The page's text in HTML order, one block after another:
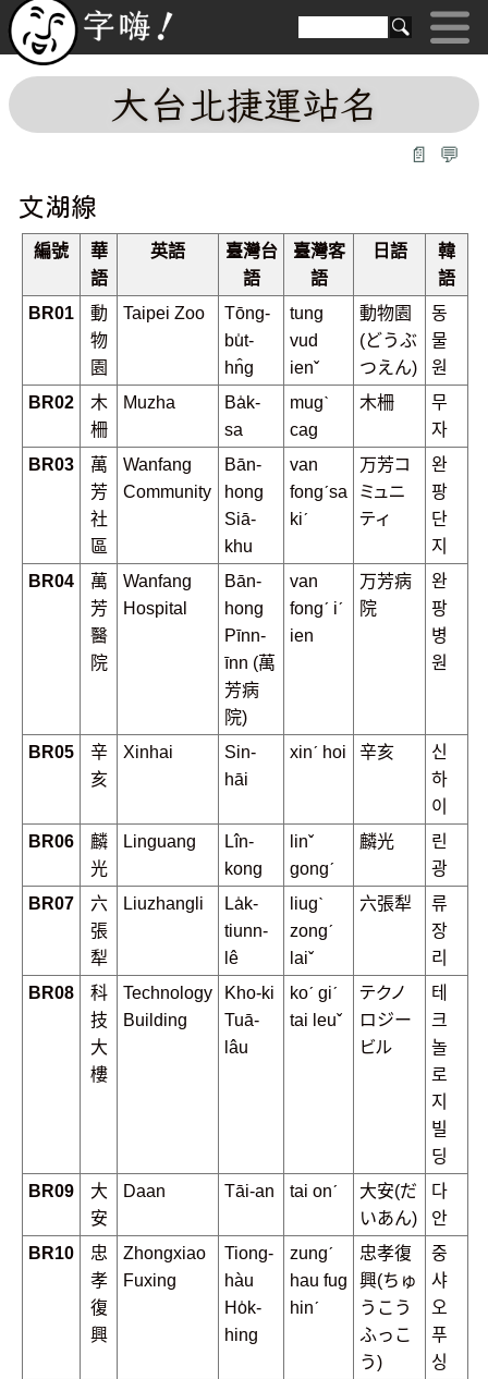
大台北捷運站名
📄 💬
文湖線
編號
華
語
英語
臺灣台
語
臺灣客
語
日語
韓
語
BR01
動
物
園
Taipei Zoo
Tōng-
bu̍t-
hn̂g
tung
vud
ienˇ
動物園
(どうぶ
つえん)
동
물
원
BR02
木
柵
Muzha
Ba̍k-
sa
mugˋ
cag
木柵
무
자
BR03
萬
芳
社
區
Wanfang
Community
Bān-
hong
Siā-
khu
van
fongˊsa
kiˊ
万芳コ
ミュニ
ティ
완
팡
단
지
BR04
萬
芳
醫
院
Wanfang
Hospital
Bān-
hong
Pīnn-
īnn (萬
芳病
院)
van
fongˊ iˊ
ien
万芳病
院
완
팡
병
원
BR05
辛
亥
Xinhai
Sin-
hāi
xinˊ hoi 辛亥
신
하
이
BR06
麟
光
Linguang
Lîn-
kong
linˇ
gongˊ
麟光
린
광
BR07
六
張
犁
Liuzhangli
La̍k-
tiunn-
lê
liugˋ
zongˊ
laiˇ
六張犁
류
장
리
BR08
科
技
大
樓
Technology
Building
Kho-ki
Tuā-
lâu
koˊ giˊ
tai leuˇ
テクノ
ロジー
ビル
테
크
놀
로
지
빌
딩
BR09
大
安
Daan Tāi-an tai onˊ
大安(だ
いあん)
다
안
BR10
忠
孝
復
興
Zhongxiao
Fuxing
Tiong-
hàu
Ho̍k-
hing
zungˊ
hau fug
hinˊ
忠孝復
興(ちゅ
うこう
ふっこ
う)
중
샤
오
푸
싱